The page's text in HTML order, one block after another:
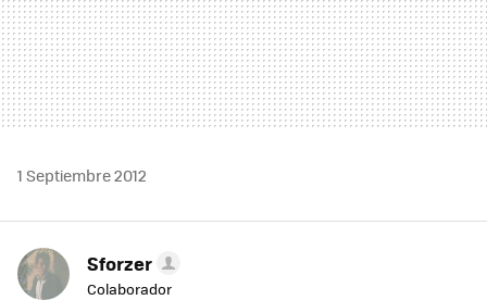
1 Septiembre 2012
Sforzer
Colaborador